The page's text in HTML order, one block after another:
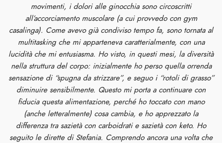
movimenti, i dolori alle ginocchia sono circoscritti
all’accorciamento muscolare (a cui provvedo con gym
casalinga). Come avevo già condiviso tempo fa, sono tornata al
multitasking che mi apparteneva caratterialmente, con una
lucidità che mi entusiasma. Ho visto, in questi mesi, la diversità
nella struttura del corpo: inizialmente ho perso quella orrenda
sensazione di “spugna da strizzare”, e seguo i “rotoli di grasso”
diminuire sensibilmente. Questo mi porta a continuare con
fiducia questa alimentazione, perché ho toccato con mano
(anche letteralmente) cosa cambia, e ho apprezzato la
differenza tra sazietà con carboidrati e sazietà con keto. Ho
seguito le dirette di Stefania. Comprendo ancora una volta che